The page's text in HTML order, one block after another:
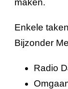
maken.
Enkele
Bijzonder
Radio